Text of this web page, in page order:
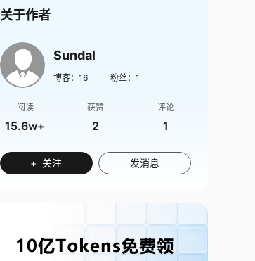
关于作者
Sundal
博客： 16 粉丝： 1
阅读
15.6w+
获赞
2
评论
1
+ 关注 发消息